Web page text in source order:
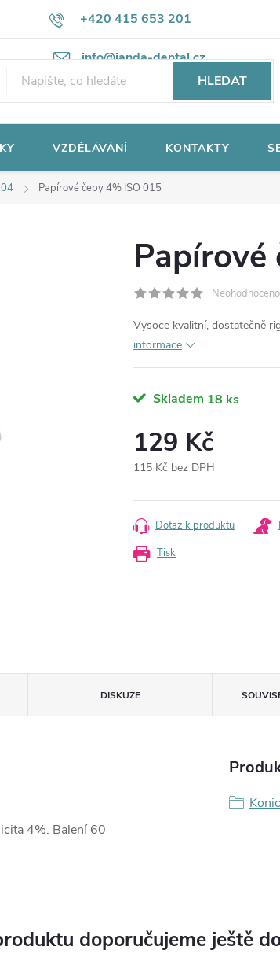
+420 415 653 201
info@janda-dental.cz
poradit? Ochrana osobních údajů
HLEDAT
VZDĚLÁVÁNÍ KONTAKTY
Papírové čepy 4% ISO 015
Papírové
Neohodnoceno
Vysoce kvalitní, dostatečně
informace
Skladem 18 ks
129 Kč
115 Kč bez DPH
cena:
Tisk
Dotaz k produktu
DISKUZE
4%. Balení 60
doporučujeme ještě